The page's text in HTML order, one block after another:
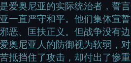
爱奥尼亚的实际统治者，誓
一直严守和平。他们集体宣
恶、匡扶正义。但战争没有
奥尼亚人的防御视为软弱，
抵挡住了攻击，却付出了惨